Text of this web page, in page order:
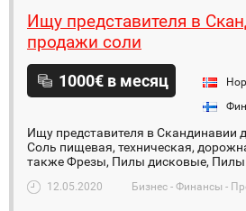
Ищу представителя в
продажи соли
1000€ в месяц
Ищу представителя в Скандинавии
Соль пищевая, техническая,
также Фрезы, Пилы дисковые, Пилы
12.05.2020 Бизнес - Финансы -